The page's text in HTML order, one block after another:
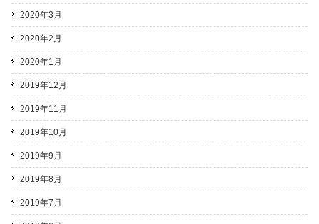
2020年3月
2020年2月
2020年1月
2019年12月
2019年11月
2019年10月
2019年9月
2019年8月
2019年7月